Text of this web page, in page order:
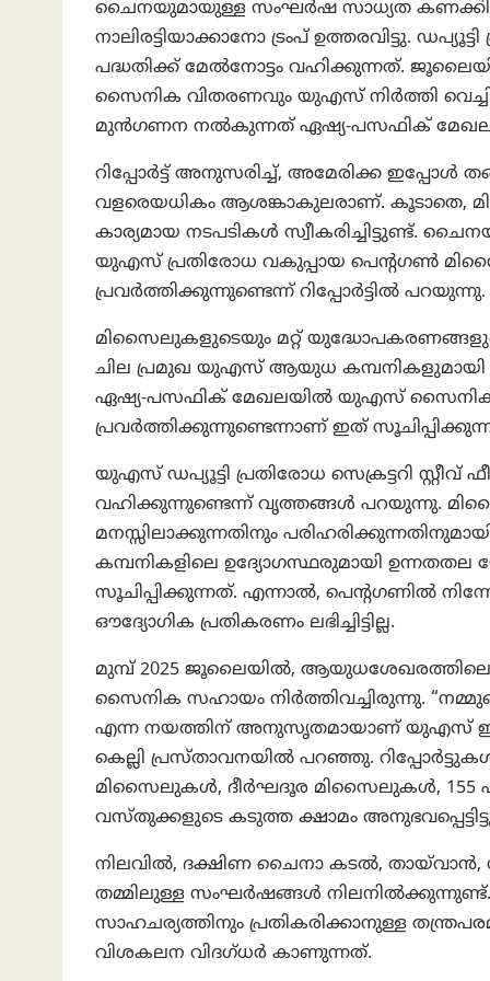
ചൈനയുമായുള്ള സംഘർഷ സാധ്യത
നാലിരട്ടിയാക്കാനോ ട്രം‌പ് ഉത്തരവിട്ടു.
പദ്ധതിക്ക് മേൽനോട്ടം വഹിക്കുന്നത്.
സൈനിക വിതരണവും യുഎസ് നിർത്തി
മുൻഗണന നൽകുന്നത് ഏഷ്യ-പസഫിക്
റിപ്പോർട്ട് അനുസരിച്ച്, അമേരിക്ക
വളരെയധികം ആശങ്കാകുലരാണ്. കൂടാതെ,
കാര്യമായ നടപടികൾ സ്വീകരിച്ചിട്ടുണ്ട്.
യുഎസ് പ്രതിരോധ വകുപ്പായ പെന്റഗൺ
പ്രവർത്തിക്കുന്നുണ്ടെന്ന് റിപ്പോര്‍ട്ടില്‍ പറയുന്നു.
മിസൈലുകളുടെയും മറ്റ്
ചില പ്രമുഖ യുഎസ് ആയുധ കമ്പനികളുമായി
ഏഷ്യ-പസഫിക് മേഖലയിൽ യുഎസ് സൈനിക
പ്രവർത്തിക്കുന്നുണ്ടെന്നാണ് ഇത്
യുഎസ് ഡപ്യൂട്ടി പ്രതിരോധ സെക്രട്ടറി സ്റ്റീവ്
വഹിക്കുന്നുണ്ടെന്ന് വൃത്തങ്ങൾ പറയുന്നു.
മനസ്സിലാക്കുന്നതിനും
കമ്പനികളിലെ ഉദ്യോഗസ്ഥരുമായി
സൂചിപ്പിക്കുന്നത്. എന്നാല്‍, പെന്റഗണിൽ
ഔദ്യോഗിക പ്രതികരണം ലഭിച്ചിട്ടില്ല.
മുമ്പ് 2025 ജൂലൈയിൽ,
സൈനിക സഹായം നിർത്തിവച്ചിരുന്നു.
എന്ന നയത്തിന് അനുസൃതമായാണ് യുഎസ് ഈ
കെല്ലി പ്രസ്താവനയിൽ പറഞ്ഞു.
മിസൈലുകൾ, ദീർഘദൂര മിസൈലുകൾ, 155
വസ്തുക്കളുടെ കടുത്ത ക്ഷാമം
നിലവിൽ, ദക്ഷിണ ചൈനാ കടൽ,
തമ്മിലുള്ള സംഘർഷങ്ങൾ
സാഹചര്യത്തിനും പ്രതികരിക്കാനുള്ള
വിശകലന വിദഗ്ധർ കാണുന്നത്.